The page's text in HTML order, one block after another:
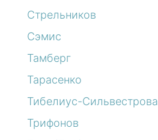
Стрельников
Сэмис
Тамберг
Тарасенко
Тибелиус-Сильвестрова
Трифонов